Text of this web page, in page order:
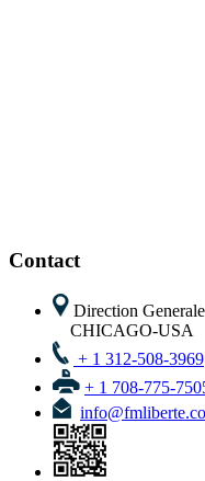
Links
Admin
Email
FTP